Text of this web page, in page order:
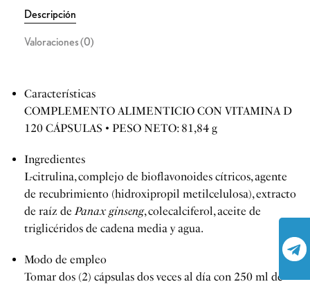
Descripción
Valoraciones (0)
Características
COMPLEMENTO ALIMENTICIO CON VITAMINA D
120 CÁPSULAS • PESO NETO: 81,84 g
Ingredientes
L-citrulina, complejo de bioflavonoides cítricos, agente
de recubrimiento (hidroxipropil metilcelulosa), extracto
de raíz dePanax ginseng, colecalciferol, aceite de
triglicéridos de cadena media y agua.
Modo de empleo
Tomar dos (2) cápsulas dos veces al día con 250 ml de